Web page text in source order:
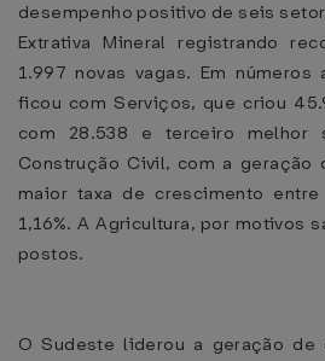
desempenho positivo de seis
Extrativa Mineral registrando
1.997 novas vagas. Em
ficou com Serviços, que criou
com 28.538 e terceiro melhor
Construção Civil, com a geração
maior taxa de crescimento
1,16%. A Agricultura, por motivos
postos.
O Sudeste liderou a geração de